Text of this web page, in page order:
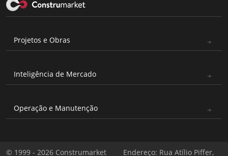
Projetos e Obras
Inteligência de Mercado
Operação e Manutenção
© 1999 - 2026 Construmarket Endereço: Rua Atílio Piffer,